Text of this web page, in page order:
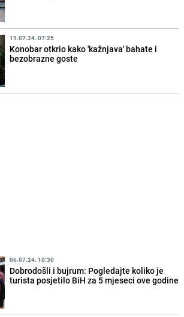
19.07.24. 07:25
Konobar otkrio kako 'kažnjava' bahate i
bezobrazne goste
06.07.24. 10:30
Dobrodošli i bujrum: Pogledajte koliko je
turista posjetilo BiH za 5 mjeseci ove godine